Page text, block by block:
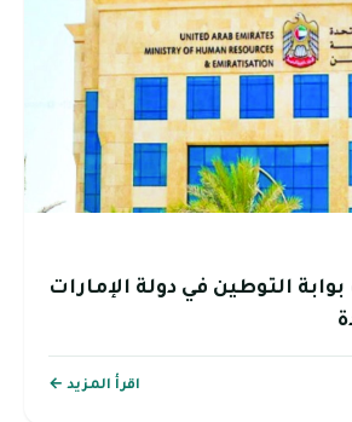
التوطين في دولة الإمارات
اقرأ المزيد ←